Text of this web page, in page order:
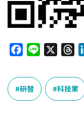
c
e
b
e
r
e
a
研替 科技業